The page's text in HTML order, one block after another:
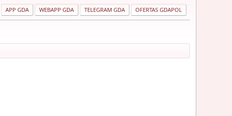
APP GDA WEBAPP GDA TELEGRAM GDA OFERTAS GDAPOL